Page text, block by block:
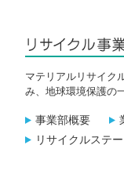
マテリアルリサイク
み、地球環境保護の
事業部概要
リサイクルステ